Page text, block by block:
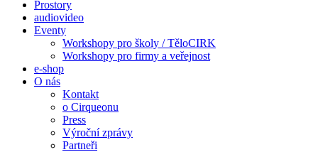
Prostory
audiovideo
Eventy
Workshopy pro školy / TěloCIRK
Workshopy pro firmy a veřejnost
e-shop
O nás
Kontakt
o Cirqueonu
Press
Výroční zprávy
Partneři